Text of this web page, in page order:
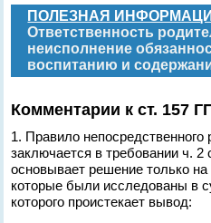
ПОЛЕЗНАЯ
Ответственность
неисполнение
воспитанию и
Комментарии к ст. 157
1. Правило
заключается в требовании ч.
основывает решение только на
которые были исследованы в
которого проистекает вывод: